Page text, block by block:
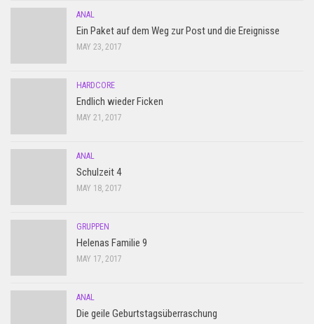
ANAL
Ein Paket auf dem Weg zur Post und die Ereignisse
MAY 23, 2017
HARDCORE
Endlich wieder Ficken
MAY 21, 2017
ANAL
Schulzeit 4
MAY 18, 2017
GRUPPEN
Helenas Familie 9
MAY 17, 2017
ANAL
Die geile Geburtstagsüberraschung